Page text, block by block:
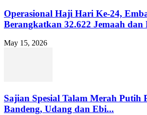
Operasional Haji Hari Ke-24,
Berangkatkan 32.622 Jemaah dan
May 15, 2026
Sajian Spesial Talam Merah Putih
Bandeng, Udang dan Ebi...